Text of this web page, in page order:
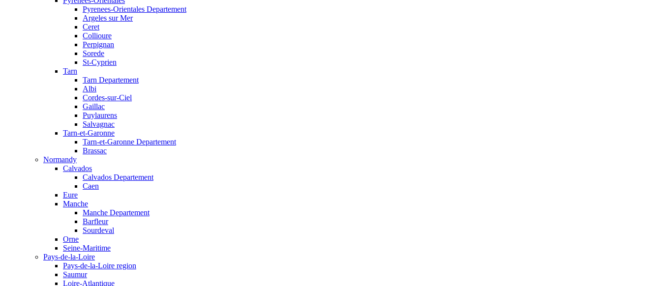
Pyrenees-Orientales Departement
Argeles sur Mer
Ceret
Collioure
Perpignan
Sorede
St-Cyprien
Tarn
Tarn Departement
Albi
Cordes-sur-Ciel
Gaillac
Puylaurens
Salvagnac
Tarn-et-Garonne
Tarn-et-Garonne Departement
Brassac
Normandy
Calvados
Calvados Departement
Caen
Eure
Manche
Manche Departement
Barfleur
Sourdeval
Orne
Seine-Maritime
Pays-de-la-Loire
Pays-de-la-Loire region
Saumur
Loire-Atlantique